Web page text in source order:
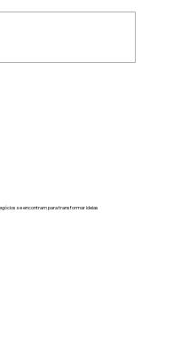
se encontram para transformar ideias